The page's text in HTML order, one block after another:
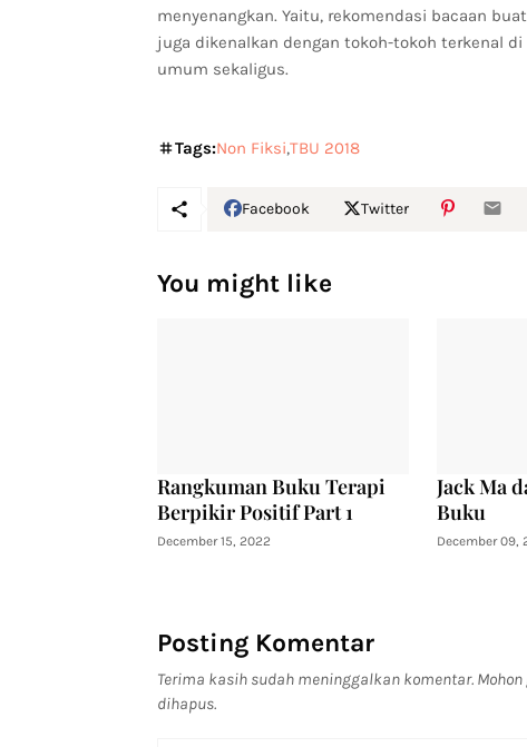
menyenangkan. Yaitu, rekomendasi bacaan
juga dikenalkan dengan tokoh-tokoh terkenal
umum sekaligus.
Tags:Non Fiksi TBU 2018
Facebook Twitter
You might like
Rangkuman Buku Terapi
Berpikir Positif Part 1
December 15, 2022
Jack Ma
Buku
December 09,
Posting Komentar
Terima kasih sudah meninggalkan komentar.
dihapus.